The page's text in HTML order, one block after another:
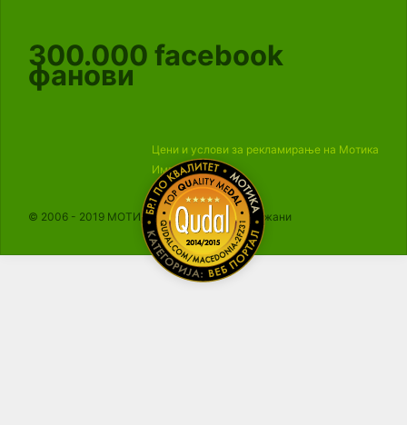
300.000 facebook
фанови
Цени и услови за рекламирање на Мотика
Импресум
© 2006 - 2019 МОТИКА, Сите права се задржани